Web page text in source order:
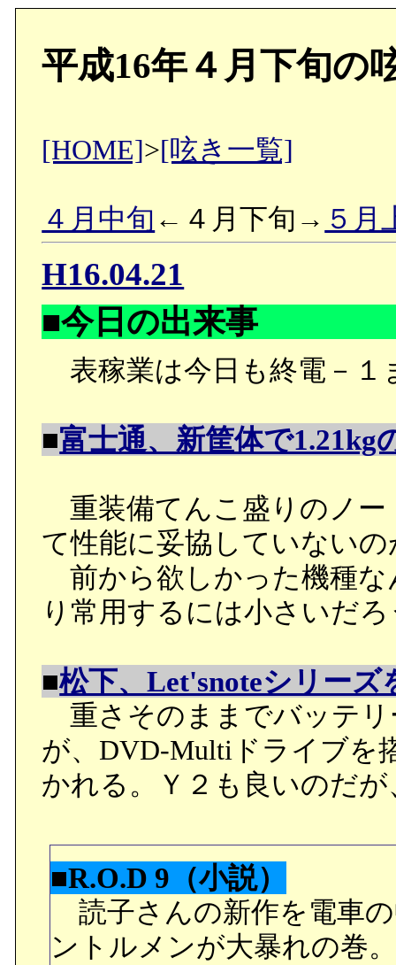
平成16年４月下旬の
[HOME]>[呟き一覧]
４月中旬 ←４月下旬→ ５月
H16.04.21
■今日の出来事
表稼業は今日も終電－１
■富士通、新筐体で1.21kg
重装備てんこ盛りのノー
て性能に妥協していない
前から欲しかった機種
り常用するには小さいだ
■松下、Let'snoteシリーズ
重さそのままでバッテリ
が、DVD-Multiドライブを
かれる。Ｙ２も良いのだ
■R.O.D 9（小説）
読子さんの新作を電車
ントルメンが大暴れの巻